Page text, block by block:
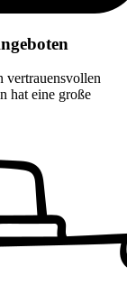
vertrauensvollen
hat eine große